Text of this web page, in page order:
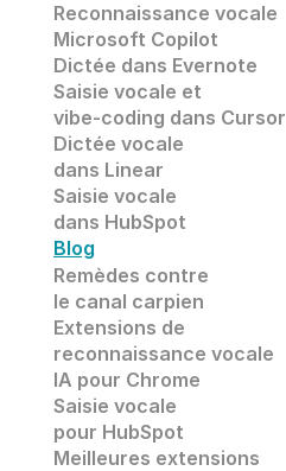
Reconnaissance vocale
Microsoft Copilot
Dictée dans Evernote
Saisie vocale et
vibe-coding dans Cursor
Dictée vocale
dans Linear
Saisie vocale
dans HubSpot
Blog
Remèdes contre
le canal carpien
Extensions de
reconnaissance vocale
IA pour Chrome
Saisie vocale
pour HubSpot
Meilleures extensions